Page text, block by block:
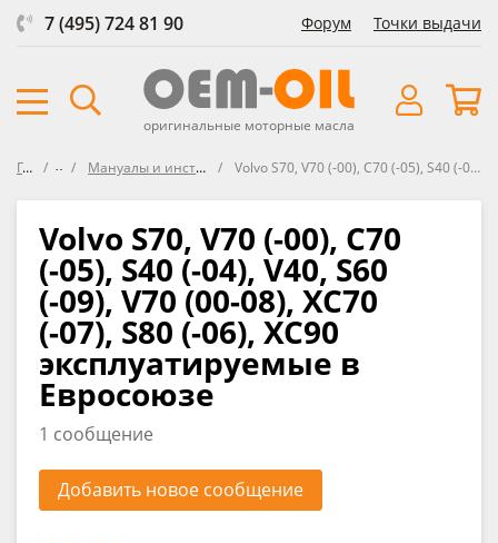
7 (495) 724 81 90 Форум Точки выдачи
оригинальные моторные масла
Главная ФорумМануалы и инструкции по эксплуатации автомобилей VOLVO Volvo S70, V70 (-00), C70 (-05), S40 (-04), V40, S60 (-09), V70 (00-08), XC70 (-07), S80 (-06), XC90 эксплуатируемые в Евросоюзе
Volvo S70, V70 (-00), C70
(-05), S40 (-04), V40, S60
(-09), V70 (00-08), XC70
(-07), S80 (-06), XC90
эксплуатируемые в
Евросоюзе
1 сообщение
Добавить новое сообщение